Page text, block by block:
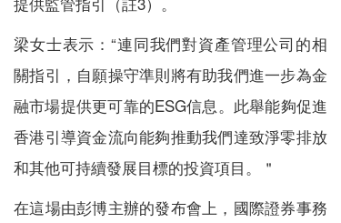
梁女士表示：“連同我們對資產管理公司的相
關指引，自願操守準則將有助我們進一步為金
融市場提供更可靠的ESG信息。此舉能夠促進
香港引導資金流向能夠推動我們達致淨零排放
和其他可持續發展目標的投資項目。＂
在這場由彭博主辦的發布會上，國際證券事務